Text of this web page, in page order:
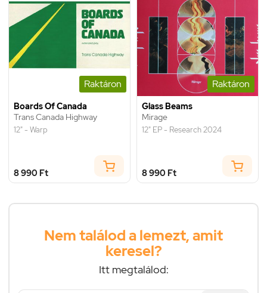
Raktáron
Boards Of Canada
Trans Canada Highway
12" - Warp
8 990 Ft
Raktáron
Glass Beams
Mirage
12" EP - Research 2024
8 990 Ft
Nem találod a lemezt, amit
keresel?
Itt megtalálod: